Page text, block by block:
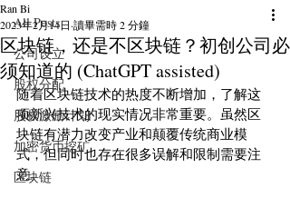
All Posts
公司设立
股权分配
股权激励计划
加密货币挖矿
区块链
区块链，还是不区块链？初创公司必
须知道的 (ChatGPT assisted)
Ran Bi
2023年2月14日 讀畢需時 2 分鐘
随着区块链技术的热度不断增加，了解这
项新兴技术的现实情况非常重要。虽然区
块链有潜力改变产业和颠覆传统商业模
式，但同时也存在很多误解和限制需要注
意。